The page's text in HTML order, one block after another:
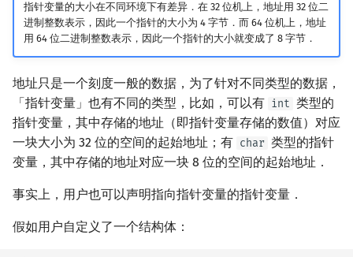
镜像站列表
致谢
Dev-C++
CLion
Geany
Xcode
GUIDE
Sublime Text
Special Judge
Testlib
Polygon
OJ 工具
LaTeX 入门
Git
动态实例化
动态创建数组
二维数组
动态创建二维数组
指向函数的指针
参考资料与注释
Lambda 表达式
pb_ds
编译优化
归并排序
堆排序
桶排序
希尔排序
锦标赛排序
Tim 排序
前缀和 & 差分
二分
倍增
构造
IDA*
回溯法
Dancing Links
Alpha–Beta 剪枝
优化
状压 DP
数位 DP
插头 DP
计数 DP
动态 DP
概率 DP
Boyer–Moore 算法
Z 函数（扩展 KMP）
AC 自动机
后缀数组 (SA)
后缀自动机 (SAM)
后缀平衡树
置换和排列
弧度制与坐标系
复数
数论
裴蜀定理 & 一次不定方程
费马小定理 & 欧拉定理
模逆元
线性同余方程
中国剩余定理
升幂引理
多项式与生成函数
多项式多点求值|快速插值
多项式初等函数
常系数齐次线性递推
多项式平移|连续点值平移
符号化方法
Lagrange 反演
组合数学
贝尔数
伯努利数
Entringer Number
Eulerian Number
分拆数
范德蒙德卷积
线性基
线性映射
特征多项式
对角化
Jordan标准型
块状数据结构
单调栈
单调队列
ST 表
树状数组
线段树
AVL 树
红黑树
左偏红黑树
AA 树
虚树
树分治
动态树分治
AHU 算法
树哈希
树上随机游走
拓扑排序
最短路问题
生成树问题
斯坦纳树
拆点
连通性相关
扫描线
旋转卡壳
半平面交
平面最近点对
随机增量法
反演变换
有限状态自动机
计算理论基础
字节顺序
约瑟夫问题
表达式求值
在一台机器上规划任务
指针变量的大小在不同环境下有差异．在 32 位机上，地址用 32 位二
进制整数表示，因此一个指针的大小为 4 字节．而 64 位机上，地址
用 64 位二进制整数表示，因此一个指针的大小就变成了 8 字节．
地址只是一个刻度一般的数据，为了针对不同类型的数据，
「指针变量」也有不同的类型，比如，可以有 int 类型的
指针变量，其中存储的地址（即指针变量存储的数值）对应
一块大小为 32 位的空间的起始地址；有 char 类型的指针
变量，其中存储的地址对应一块 8 位的空间的起始地址．
事实上，用户也可以声明指向指针变量的指针变量．
假如用户自定义了一个结构体：